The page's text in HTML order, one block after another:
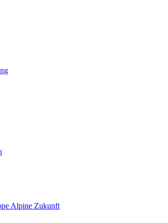
Alpine Zukunft